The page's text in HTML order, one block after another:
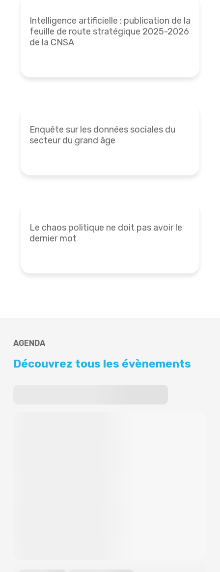
Intelligence artificielle : publication de la
feuille de route stratégique 2025-2026
de la CNSA
Enquête sur les données sociales du
secteur du grand âge
Le chaos politique ne doit pas avoir le
dernier mot
AGENDA
Découvrez tous les évènements